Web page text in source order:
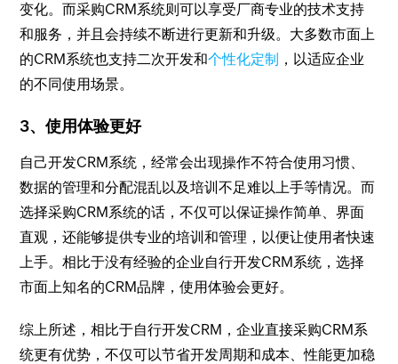
变化。而采购CRM系统则可以享受厂商专业的技术支持
和服务，并且会持续不断进行更新和升级。大多数市面上
的CRM系统也支持二次开发和个性化定制 ，以适应企业
的不同使用场景。
3、使用体验更好
自己开发CRM系统，经常会出现操作不符合使用习惯、
数据的管理和分配混乱以及培训不足难以上手等情况。而
选择采购CRM系统的话，不仅可以保证操作简单、界面
直观，还能够提供专业的培训和管理，以便让使用者快速
上手。相比于没有经验的企业自行开发CRM系统，选择
市面上知名的CRM品牌，使用体验会更好。
综上所述，相比于自行开发CRM，企业直接采购CRM系
统更有优势，不仅可以节省开发周期和成本、性能更加稳